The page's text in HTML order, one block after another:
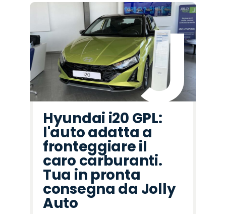
Hyundai i20 GPL:
l'auto adatta a
fronteggiare il
caro carburanti.
Tua in pronta
consegna da Jolly
Auto